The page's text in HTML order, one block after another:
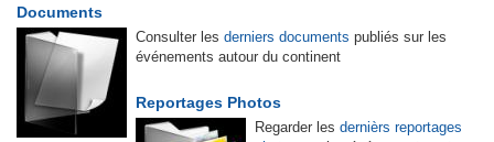
Documents
Consulter les derniers documents publiés sur les
événements autour du continent
Reportages Photos
Regarder les dernièrs reportages